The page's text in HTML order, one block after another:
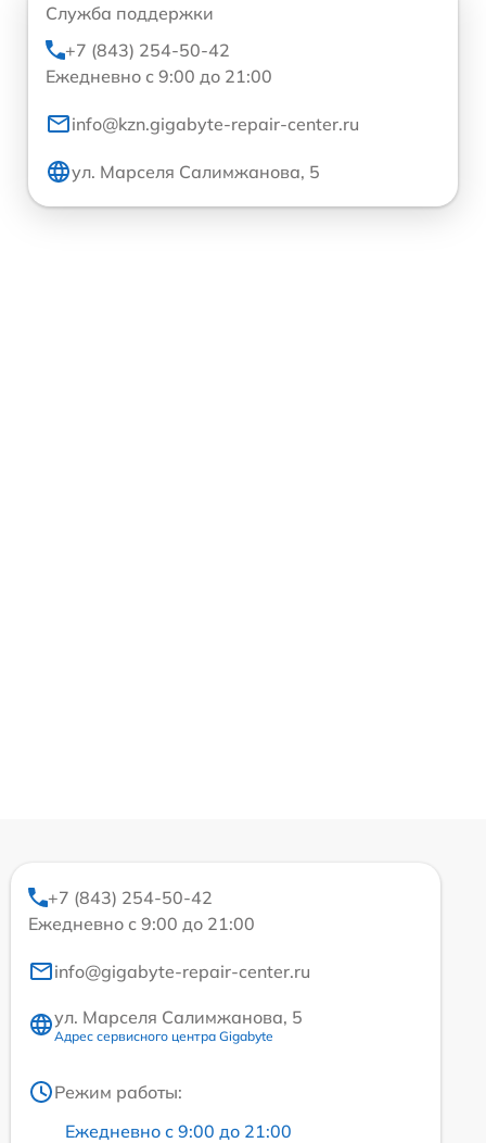
Служба поддержки
+7 (843) 254-50-42
Ежедневно с 9:00 до 21:00
info@kzn.gigabyte-repair-center.ru
ул. Марселя Салимжанова, 5
+7 (843) 254-50-42
Ежедневно с 9:00 до 21:00
info@gigabyte-repair-center.ru
ул. Марселя Салимжанова, 5
Адрес сервисного центра Gigabyte
Режим работы:
Ежедневно с 9:00 до 21:00